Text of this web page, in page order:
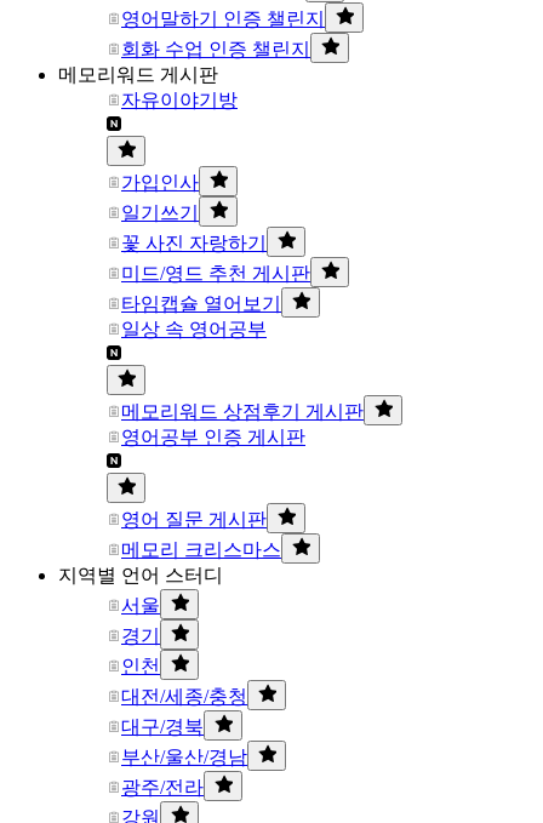
영어말하기 인증 챌린지
회화 수업 인증 챌린지
메모리워드 게시판
자유이야기방
가입인사
일기쓰기
꽃 사진 자랑하기
미드/영드 추천 게시판
타임캡슐 열어보기
일상 속 영어공부
메모리워드 상점후기 게시판
영어공부 인증 게시판
영어 질문 게시판
메모리 크리스마스
지역별 언어 스터디
서울
경기
인천
대전/세종/충청
대구/경북
부산/울산/경남
광주/전라
강원